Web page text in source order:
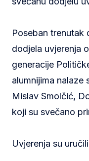
Poseban trenutak
dodjela uvjerenja
generacije
alumnijima nalaze
Mislav Smolčić,
koji su svečano
Uvjerenja su